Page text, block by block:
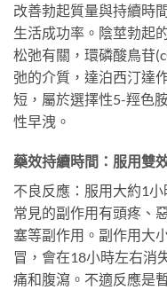
改善勃起質量與持續時
生活成功率。陰莖勃起
松弛有關，環磷酸鳥苷
弛的介質，達泊西汀達
短，屬於選擇性5-羥色
性早洩。
藥效持續時間：服用雙
不良反應：服用大約1
常見的副作用有頭疼、
塞等副作用。副作用大
冒，會在18小時左右消
痛和腹瀉。不適反應是